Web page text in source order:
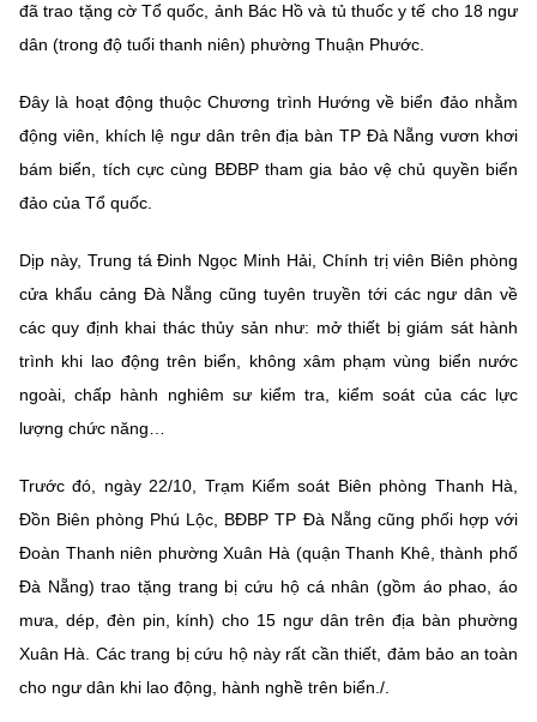
Chịu trách nhiệm nội dung: Nguyễn Thị Hải Hằng
Giám đốc Trung tâm Truyền thông Khoa học và Công nghệ.
Địa chỉ: Ban Biên tập Cổng TTĐT - 18 Nguyễn Du, TP. Hà Nội
Điện thoại: 024 3936 9506
stc@mst.gov.vn
©2026 Bản quyền thuộc Bộ Khoa Học và Công Nghệ
(Ghi rõ nguồn "https://mst.gov.vn" khi phát hành lại thông tin từ
đã trao tặng cờ Tổ quốc, ảnh Bác Hồ và tủ thuốc y tế cho 18 ngư
dân (trong độ tuổi thanh niên) phường Thuận Phước.
Đây là hoạt động thuộc Chương trình Hướng về biển đảo nhằm
động viên, khích lệ ngư dân trên địa bàn TP Đà Nẵng vươn khơi
bám biển, tích cực cùng BĐBP tham gia bảo vệ chủ quyền biển
đảo của Tổ quốc.
Dịp này, Trung tá Đinh Ngọc Minh Hải, Chính trị viên Biên phòng
cửa khẩu cảng Đà Nẵng cũng tuyên truyền tới các ngư dân về
các quy định khai thác thủy sản như: mở thiết bị giám sát hành
trình khi lao động trên biển, không xâm phạm vùng biển nước
ngoài, chấp hành nghiêm sư kiểm tra, kiểm soát của các lực
lượng chức năng…
Trước đó, ngày 22/10, Trạm Kiểm soát Biên phòng Thanh Hà,
Đồn Biên phòng Phú Lộc, BĐBP TP Đà Nẵng cũng phối hợp với
Đoàn Thanh niên phường Xuân Hà (quận Thanh Khê, thành phố
Đà Nẵng) trao tặng trang bị cứu hộ cá nhân (gồm áo phao, áo
mưa, dép, đèn pin, kính) cho 15 ngư dân trên địa bàn phường
Xuân Hà. Các trang bị cứu hộ này rất cần thiết, đảm bảo an toàn
cho ngư dân khi lao động, hành nghề trên biển./.